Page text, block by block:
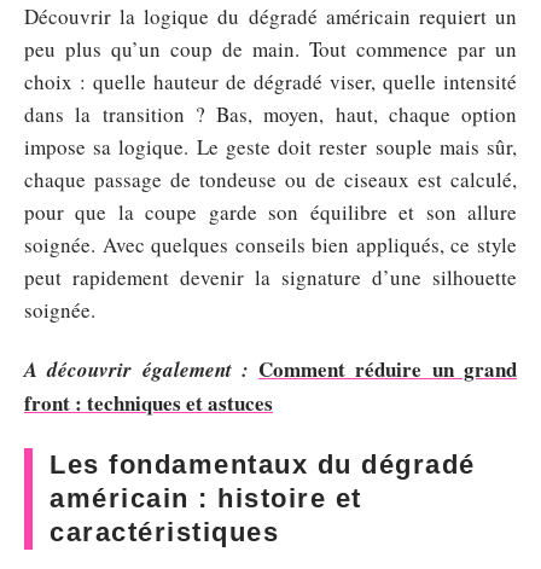
Découvrir la logique du dégradé américain requiert un
peu plus qu’un coup de main. Tout commence par un
choix : quelle hauteur de dégradé viser, quelle intensité
dans la transition ? Bas, moyen, haut, chaque option
impose sa logique. Le geste doit rester souple mais sûr,
chaque passage de tondeuse ou de ciseaux est calculé,
pour que la coupe garde son équilibre et son allure
soignée. Avec quelques conseils bien appliqués, ce style
peut rapidement devenir la signature d’une silhouette
soignée.
A découvrir également : Comment réduire un grand
front : techniques et astuces
Les fondamentaux du dégradé
américain : histoire et
caractéristiques